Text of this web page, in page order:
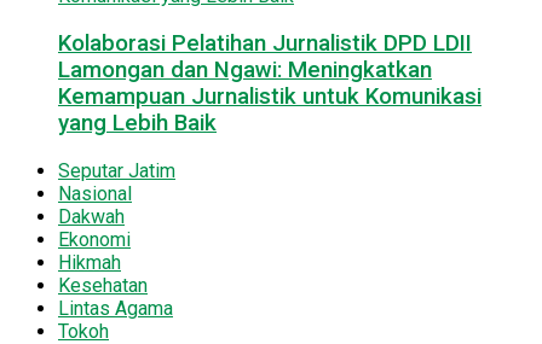
Kolaborasi Pelatihan Jurnalistik DPD LDII
Lamongan dan Ngawi: Meningkatkan
Kemampuan Jurnalistik untuk Komunikasi
yang Lebih Baik
Seputar Jatim
Nasional
Dakwah
Ekonomi
Hikmah
Kesehatan
Lintas Agama
Tokoh